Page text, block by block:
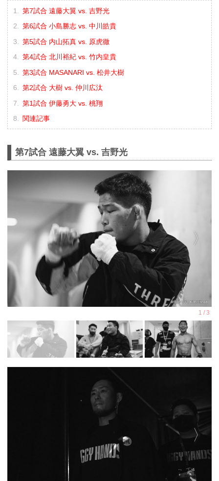
第7試合 遠藤大翼 vs. 吉野光
第6試合 小島勝志 vs. 中川皓貴
第5試合 内山拓真 vs. 原虎徹
第4試合 北川裕紀 vs. 竹内皇貴
第3試合 MASANARI vs. 松井大樹
第2試合 大樹 vs. 仲川広汰
第1試合 伊藤勇大 vs. 桃翔
関連記事
第7試合 遠藤大翼 vs. 吉野光